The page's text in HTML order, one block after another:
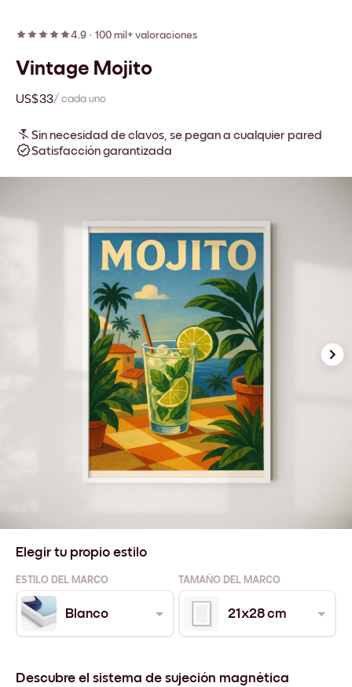
4.9 · 100 mil+ valoraciones
Vintage Mojito
US$33/ cada uno
Sin necesidad de clavos, se pegan a cualquier pared
Satisfacción garantizada
Elegir tu propio estilo
ESTILO DEL MARCO TAMAÑO DEL MARCO
Blanco 21x28 cm
Descubre el sistema de sujeción magnética